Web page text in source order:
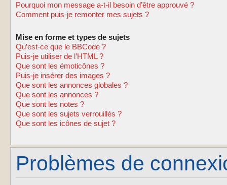
Pourquoi mon message a-t-il besoin d’être approuvé ?
Comment puis-je remonter mes sujets ?
Mise en forme et types de sujets
Qu’est-ce que le BBCode ?
Puis-je utiliser de l’HTML ?
Que sont les émoticônes ?
Puis-je insérer des images ?
Que sont les annonces globales ?
Que sont les annonces ?
Que sont les notes ?
Que sont les sujets verrouillés ?
Que sont les icônes de sujet ?
Problèmes de